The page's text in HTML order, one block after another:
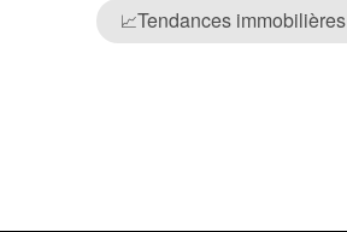
📈Tendances immobilières